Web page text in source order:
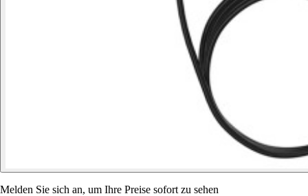
Melden Sie sich an, um Ihre Preise sofort zu sehen